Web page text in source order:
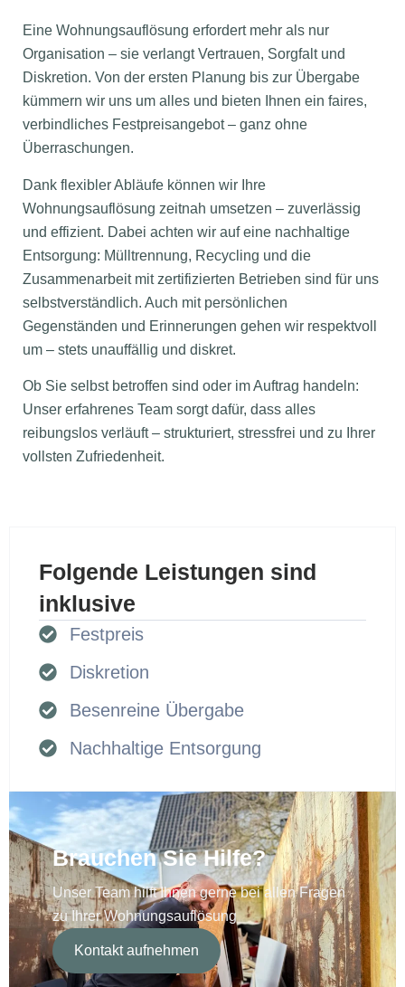
Eine Wohnungsauflösung erfordert mehr als nur
Organisation – sie verlangt Vertrauen, Sorgfalt und
Diskretion. Von der ersten Planung bis zur Übergabe
kümmern wir uns um alles und bieten Ihnen ein faires,
verbindliches Festpreisangebot – ganz ohne
Überraschungen.
Dank flexibler Abläufe können wir Ihre
Wohnungsauflösung zeitnah umsetzen – zuverlässig
und effizient. Dabei achten wir auf eine nachhaltige
Entsorgung: Mülltrennung, Recycling und die
Zusammenarbeit mit zertifizierten Betrieben sind für uns
selbstverständlich. Auch mit persönlichen
Gegenständen und Erinnerungen gehen wir respektvoll
um – stets unauffällig und diskret.
Ob Sie selbst betroffen sind oder im Auftrag handeln:
Unser erfahrenes Team sorgt dafür, dass alles
reibungslos verläuft – strukturiert, stressfrei und zu Ihrer
vollsten Zufriedenheit.
Folgende Leistungen sind
inklusive
Festpreis
Diskretion
Besenreine Übergabe
Nachhaltige Entsorgung
Brauchen Sie Hilfe?
Unser Team hilft Ihnen gerne bei allen Fragen
zu Ihrer Wohnungsauflösung
Kontakt aufnehmen